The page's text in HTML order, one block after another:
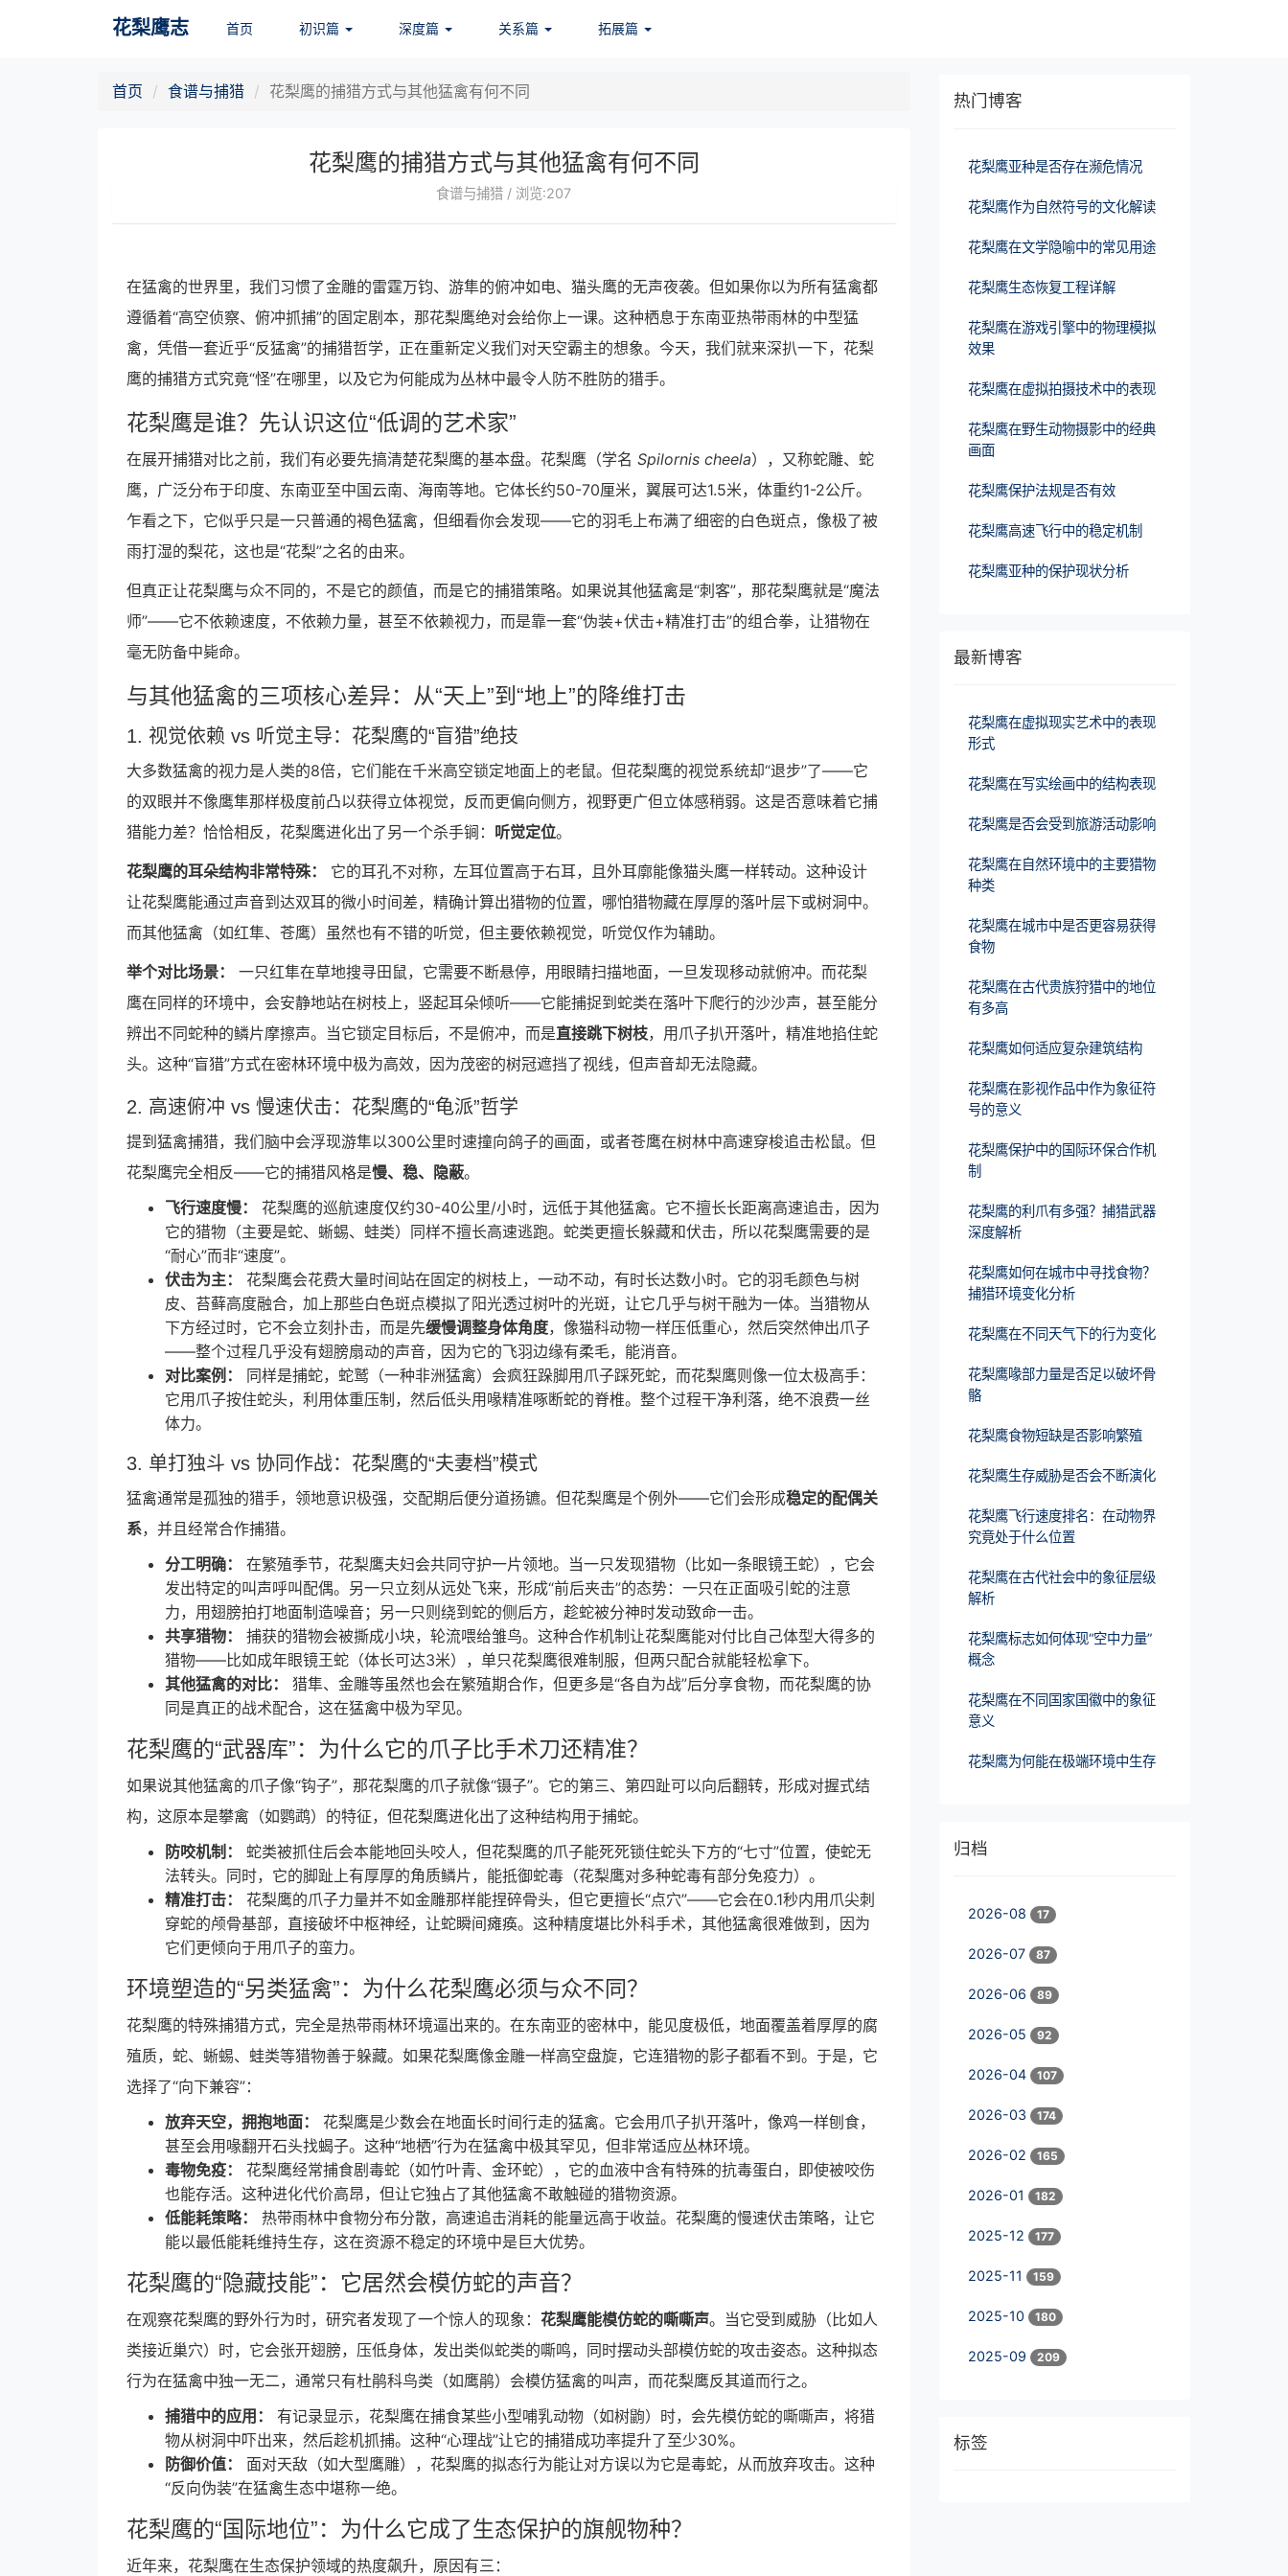
花梨鹰志 首页 初识篇 深度篇 关系篇 拓展篇
首页 食谱与捕猎 花梨鹰的捕猎方式与其他猛禽有何不同
花梨鹰的捕猎方式与其他猛禽有何不同
食谱与捕猎 / 浏览:207
在猛禽的世界里，我们习惯了金雕的雷霆万钧、游隼的俯冲如电、猫头鹰的无声夜袭。但如果你以为所有猛禽都
遵循着“高空侦察、俯冲抓捕”的固定剧本，那花梨鹰绝对会给你上一课。这种栖息于东南亚热带雨林的中型猛
禽，凭借一套近乎“反猛禽”的捕猎哲学，正在重新定义我们对天空霸主的想象。今天，我们就来深扒一下，花梨
鹰的捕猎方式究竟“怪”在哪里，以及它为何能成为丛林中最令人防不胜防的猎手。
花梨鹰是谁？先认识这位“低调的艺术家”
在展开捕猎对比之前，我们有必要先搞清楚花梨鹰的基本盘。花梨鹰（学名 Spilornis cheela），又称蛇雕、蛇
鹰，广泛分布于印度、东南亚至中国云南、海南等地。它体长约50-70厘米，翼展可达1.5米，体重约1-2公斤。
乍看之下，它似乎只是一只普通的褐色猛禽，但细看你会发现——它的羽毛上布满了细密的白色斑点，像极了被
雨打湿的梨花，这也是“花梨”之名的由来。
但真正让花梨鹰与众不同的，不是它的颜值，而是它的捕猎策略。如果说其他猛禽是“刺客”，那花梨鹰就是“魔法
师”——它不依赖速度，不依赖力量，甚至不依赖视力，而是靠一套“伪装+伏击+精准打击”的组合拳，让猎物在
毫无防备中毙命。
与其他猛禽的三项核心差异：从“天上”到“地上”的降维打击
1. 视觉依赖 vs 听觉主导：花梨鹰的“盲猎”绝技
大多数猛禽的视力是人类的8倍，它们能在千米高空锁定地面上的老鼠。但花梨鹰的视觉系统却“退步”了——它
的双眼并不像鹰隼那样极度前凸以获得立体视觉，反而更偏向侧方，视野更广但立体感稍弱。这是否意味着它捕
猎能力差？恰恰相反，花梨鹰进化出了另一个杀手锏： 听觉定位。
花梨鹰的耳朵结构非常特殊：
它的耳孔不对称，左耳位置高于右耳，且外耳廓能像猫头鹰一样转动。这种设计
让花梨鹰能通过声音到达双耳的微小时间差，精确计算出猎物的位置，哪怕猎物藏在厚厚的落叶层下或树洞中。
而其他猛禽（如红隼、苍鹰）虽然也有不错的听觉，但主要依赖视觉，听觉仅作为辅助。
举个对比场景：
一只红隼在草地搜寻田鼠，它需要不断悬停，用眼睛扫描地面，一旦发现移动就俯冲。而花梨
鹰在同样的环境中，会安静地站在树枝上，竖起耳朵倾听——它能捕捉到蛇类在落叶下爬行的沙沙声，甚至能分
辨出不同蛇种的鳞片摩擦声。当它锁定目标后，不是俯冲，而是直接跳下树枝，用爪子扒开落叶，精准地掐住蛇
头。这种“盲猎”方式在密林环境中极为高效，因为茂密的树冠遮挡了视线，但声音却无法隐藏。
2. 高速俯冲 vs 慢速伏击：花梨鹰的“龟派”哲学
提到猛禽捕猎，我们脑中会浮现游隼以300公里时速撞向鸽子的画面，或者苍鹰在树林中高速穿梭追击松鼠。但
花梨鹰完全相反——它的捕猎风格是慢、稳、隐蔽。
飞行速度慢：
花梨鹰的巡航速度仅约30-40公里/小时，远低于其他猛禽。它不擅长长距离高速追击，因为
它的猎物（主要是蛇、蜥蜴、蛙类）同样不擅长高速逃跑。蛇类更擅长躲藏和伏击，所以花梨鹰需要的是
“耐心”而非“速度”。
伏击为主：
花梨鹰会花费大量时间站在固定的树枝上，一动不动，有时长达数小时。它的羽毛颜色与树
皮、苔藓高度融合，加上那些白色斑点模拟了阳光透过树叶的光斑，让它几乎与树干融为一体。当猎物从
下方经过时，它不会立刻扑击，而是先缓慢调整身体角度，像猫科动物一样压低重心，然后突然伸出爪子
——整个过程几乎没有翅膀扇动的声音，因为它的飞羽边缘有柔毛，能消音。
对比案例：
同样是捕蛇，蛇鹫（一种非洲猛禽）会疯狂跺脚用爪子踩死蛇，而花梨鹰则像一位太极高手：
它用爪子按住蛇头，利用体重压制，然后低头用喙精准啄断蛇的脊椎。整个过程干净利落，绝不浪费一丝
体力。
3. 单打独斗 vs 协同作战：花梨鹰的“夫妻档”模式
猛禽通常是孤独的猎手，领地意识极强，交配期后便分道扬镳。但花梨鹰是个例外——它们会形成稳定的配偶关
系，并且经常合作捕猎。
分工明确：
在繁殖季节，花梨鹰夫妇会共同守护一片领地。当一只发现猎物（比如一条眼镜王蛇），它会
发出特定的叫声呼叫配偶。另一只立刻从远处飞来，形成“前后夹击”的态势：一只在正面吸引蛇的注意
力，用翅膀拍打地面制造噪音；另一只则绕到蛇的侧后方，趁蛇被分神时发动致命一击。
共享猎物：
捕获的猎物会被撕成小块，轮流喂给雏鸟。这种合作机制让花梨鹰能对付比自己体型大得多的
猎物——比如成年眼镜王蛇（体长可达3米），单只花梨鹰很难制服，但两只配合就能轻松拿下。
其他猛禽的对比：
猎隼、金雕等虽然也会在繁殖期合作，但更多是“各自为战”后分享食物，而花梨鹰的协
同是真正的战术配合，这在猛禽中极为罕见。
花梨鹰的“武器库”：为什么它的爪子比手术刀还精准？
如果说其他猛禽的爪子像“钩子”，那花梨鹰的爪子就像“镊子”。它的第三、第四趾可以向后翻转，形成对握式结
构，这原本是攀禽（如鹦鹉）的特征，但花梨鹰进化出了这种结构用于捕蛇。
防咬机制：
蛇类被抓住后会本能地回头咬人，但花梨鹰的爪子能死死锁住蛇头下方的“七寸”位置，使蛇无
法转头。同时，它的脚趾上有厚厚的角质鳞片，能抵御蛇毒（花梨鹰对多种蛇毒有部分免疫力）。
精准打击：
花梨鹰的爪子力量并不如金雕那样能捏碎骨头，但它更擅长“点穴”——它会在0.1秒内用爪尖刺
穿蛇的颅骨基部，直接破坏中枢神经，让蛇瞬间瘫痪。这种精度堪比外科手术，其他猛禽很难做到，因为
它们更倾向于用爪子的蛮力。
环境塑造的“另类猛禽”：为什么花梨鹰必须与众不同？
花梨鹰的特殊捕猎方式，完全是热带雨林环境逼出来的。在东南亚的密林中，能见度极低，地面覆盖着厚厚的腐
殖质，蛇、蜥蜴、蛙类等猎物善于躲藏。如果花梨鹰像金雕一样高空盘旋，它连猎物的影子都看不到。于是，它
选择了“向下兼容”：
放弃天空，拥抱地面：
花梨鹰是少数会在地面长时间行走的猛禽。它会用爪子扒开落叶，像鸡一样刨食，
甚至会用喙翻开石头找蝎子。这种“地栖”行为在猛禽中极其罕见，但非常适应丛林环境。
毒物免疫：
花梨鹰经常捕食剧毒蛇（如竹叶青、金环蛇），它的血液中含有特殊的抗毒蛋白，即使被咬伤
也能存活。这种进化代价高昂，但让它独占了其他猛禽不敢触碰的猎物资源。
低能耗策略：
热带雨林中食物分布分散，高速追击消耗的能量远高于收益。花梨鹰的慢速伏击策略，让它
能以最低能耗维持生存，这在资源不稳定的环境中是巨大优势。
花梨鹰的“隐藏技能”：它居然会模仿蛇的声音？
在观察花梨鹰的野外行为时，研究者发现了一个惊人的现象： 花梨鹰能模仿蛇的嘶嘶声。当它受到威胁（比如人
类接近巢穴）时，它会张开翅膀，压低身体，发出类似蛇类的嘶鸣，同时摆动头部模仿蛇的攻击姿态。这种拟态
行为在猛禽中独一无二，通常只有杜鹃科鸟类（如鹰鹃）会模仿猛禽的叫声，而花梨鹰反其道而行之。
捕猎中的应用：
有记录显示，花梨鹰在捕食某些小型哺乳动物（如树鼩）时，会先模仿蛇的嘶嘶声，将猎
物从树洞中吓出来，然后趁机抓捕。这种“心理战”让它的捕猎成功率提升了至少30%。
防御价值：
面对天敌（如大型鹰雕），花梨鹰的拟态行为能让对方误以为它是毒蛇，从而放弃攻击。这种
“反向伪装”在猛禽生态中堪称一绝。
花梨鹰的“国际地位”：为什么它成了生态保护的旗舰物种？
近年来，花梨鹰在生态保护领域的热度飙升，原因有三：
热门博客
花梨鹰亚种是否存在濒危情况
花梨鹰作为自然符号的文化解读
花梨鹰在文学隐喻中的常见用途
花梨鹰生态恢复工程详解
花梨鹰在游戏引擎中的物理模拟
效果
花梨鹰在虚拟拍摄技术中的表现
花梨鹰在野生动物摄影中的经典
画面
花梨鹰保护法规是否有效
花梨鹰高速飞行中的稳定机制
花梨鹰亚种的保护现状分析
最新博客
花梨鹰在虚拟现实艺术中的表现
形式
花梨鹰在写实绘画中的结构表现
花梨鹰是否会受到旅游活动影响
花梨鹰在自然环境中的主要猎物
种类
花梨鹰在城市中是否更容易获得
食物
花梨鹰在古代贵族狩猎中的地位
有多高
花梨鹰如何适应复杂建筑结构
花梨鹰在影视作品中作为象征符
号的意义
花梨鹰保护中的国际环保合作机
制
花梨鹰的利爪有多强？捕猎武器
深度解析
花梨鹰如何在城市中寻找食物？
捕猎环境变化分析
花梨鹰在不同天气下的行为变化
花梨鹰喙部力量是否足以破坏骨
骼
花梨鹰食物短缺是否影响繁殖
花梨鹰生存威胁是否会不断演化
花梨鹰飞行速度排名：在动物界
究竟处于什么位置
花梨鹰在古代社会中的象征层级
解析
花梨鹰标志如何体现“空中力量”
概念
花梨鹰在不同国家国徽中的象征
意义
花梨鹰为何能在极端环境中生存
归档
2026-08 17
2026-07 87
2026-06 89
2026-05 92
2026-04 107
2026-03 174
2026-02 165
2026-01 182
2025-12 177
2025-11 159
2025-10 180
2025-09 209
标签